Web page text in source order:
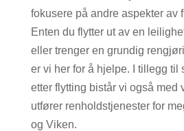
fokusere på andre aspekter av
Enten du flytter ut av en
eller trenger en grundig
er vi her for å hjelpe. I tillegg til
etter flytting bistår vi også med
utfører renholdstjenester for
og Viken.